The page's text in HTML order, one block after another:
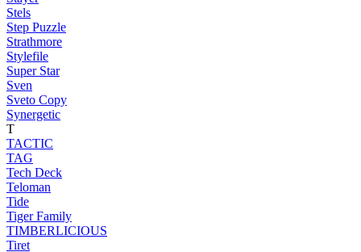
Stels
Step Puzzle
Strathmore
Stylefile
Super Star
Sven
Sveto Copy
Synergetic
T
TACTIC
TAG
Tech Deck
Teloman
Tide
Tiger Family
TIMBERLICIOUS
Tiret